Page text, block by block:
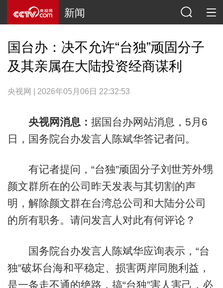
新闻
国台办：决不允许“台独”顽固分子
及其亲属在大陆投资经商谋利
央视网 | 2026年05月06日 22:32:53
央视网消息： 据国台办网站消息，5月6
日，国务院台办发言人陈斌华答记者问。
有记者提问，“台独”顽固分子刘世芳外甥
颜文群所在的公司昨天发表与其切割的声
明，解除颜文群在台湾总公司和大陆分公司
的所有职务。请问发言人对此有何评论？
国务院台办发言人陈斌华应询表示，“台
独”破坏台海和平稳定、损害两岸同胞利益，
是一条走不通的绝路，搞“台独”害人害己，必